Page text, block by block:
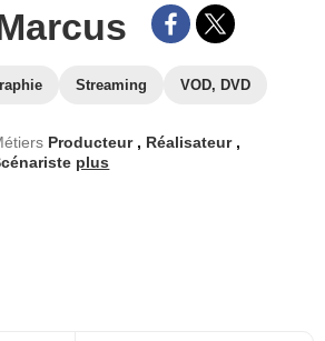
Streaming VOD, DVD
Producteur , Réalisateur ,
plus